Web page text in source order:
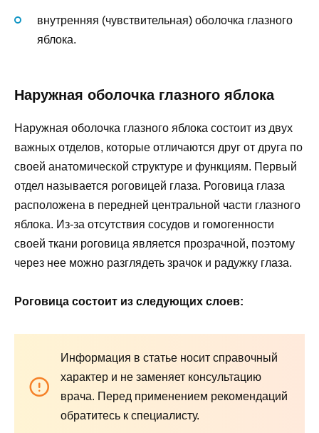
внутренняя (чувствительная) оболочка глазного
яблока.
Наружная оболочка глазного яблока
Наружная оболочка глазного яблока состоит из двух
важных отделов, которые отличаются друг от друга по
своей анатомической структуре и функциям. Первый
отдел называется роговицей глаза. Роговица глаза
расположена в передней центральной части глазного
яблока. Из-за отсутствия сосудов и гомогенности
своей ткани роговица является прозрачной, поэтому
через нее можно разглядеть зрачок и радужку глаза.
Роговица состоит из следующих слоев:
Информация в статье носит справочный
характер и не заменяет консультацию
врача. Перед применением рекомендаций
обратитесь к специалисту.